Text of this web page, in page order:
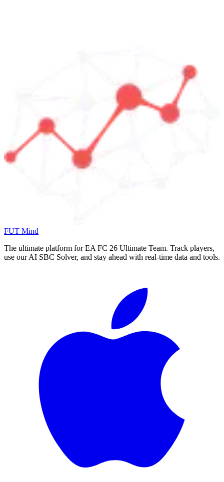
FUT Mind
The ultimate platform for EA FC 26 Ultimate Team. Track players,
use our AI SBC Solver, and stay ahead with real-time data and tools.